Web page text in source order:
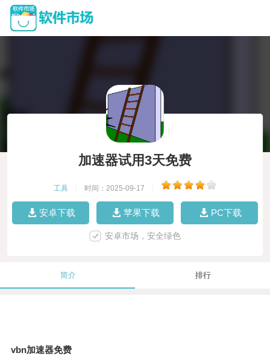
加速器试用3天免费
工具 时间：2025-09-17
安卓下载 苹果下载 PC下载
安卓市场，安全绿色
简介 排行
vbn加速器免费